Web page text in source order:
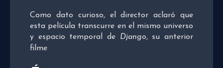
Como dato curioso, el director aclaró que
esta película transcurre en el mismo universo
y espacio temporal de Django, su anterior
filme.